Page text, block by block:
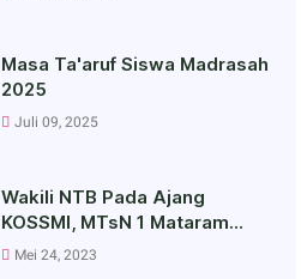
Masa Ta'aruf Siswa Madrasah
2025
Juli 09, 2025
Wakili NTB Pada Ajang
KOSSMI, MTsN 1 Mataram
Raih Medali Broonze
Mei 24, 2023